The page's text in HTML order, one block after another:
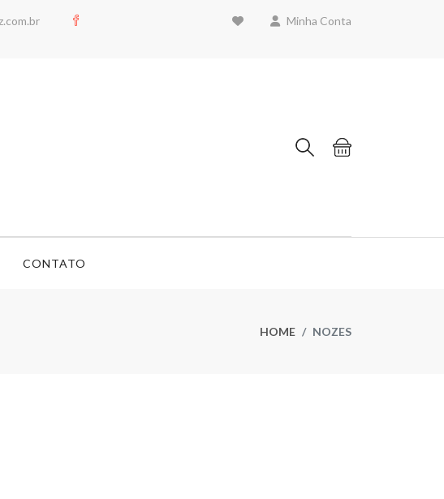
Minha Conta
CONTATO
HOME NOZES